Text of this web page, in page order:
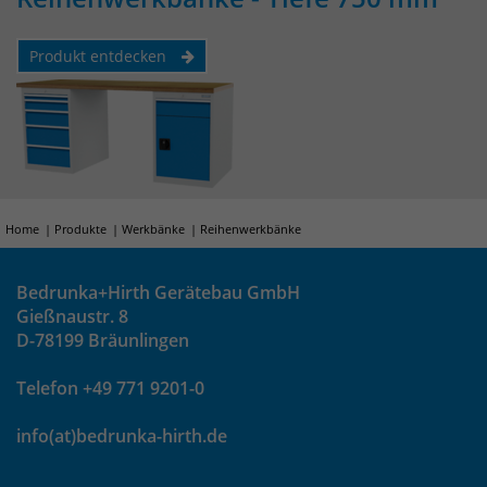
Produkt entdecken
Home Produkte Werkbänke Reihenwerkbänke
Bedrunka+Hirth Gerätebau GmbH
Gießnaustr. 8
D-78199 Bräunlingen
Telefon +49 771 9201-0
info(at)bedrunka-hirth.de
sind damit externen Unternehmen
unzugänglich.
Name _pk_ref
Laufzeit 6 Monate
Zweck
Das Cookie wird von Matomo
um Besucher-, Sitzungs- und
die Nutzung der Website für den
verfolgen. Die Cookies speichern